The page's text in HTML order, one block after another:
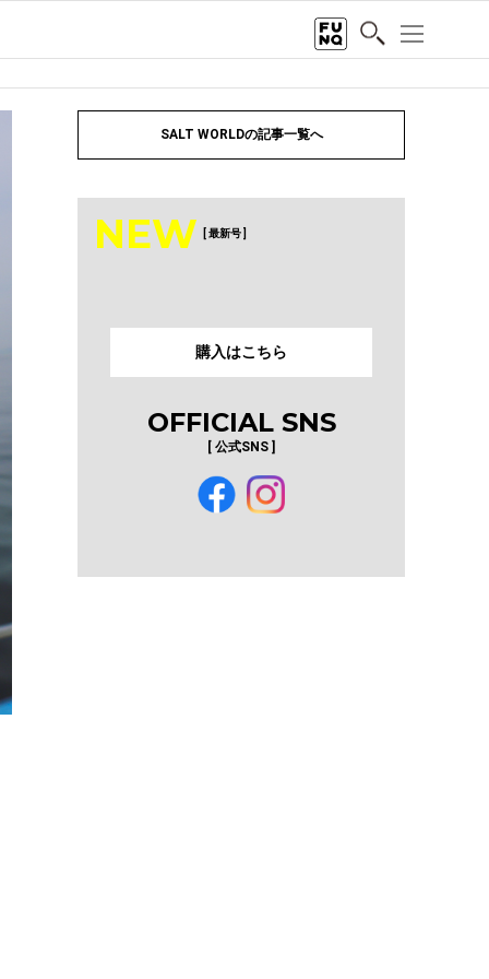
SALT WORLDの記事一覧へ
NEW [ 最新号 ]
購入はこちら
OFFICIAL SNS
[ 公式SNS ]